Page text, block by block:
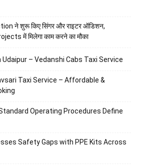
ने शुरू किए सिंगर और राइटर ऑडिशन,
में मिलेगा काम करने का मौका
Udaipur – Vedanshi Cabs Taxi Service
Taxi Service – Affordable &
Operating Procedures Define
Safety Gaps with PPE Kits Across